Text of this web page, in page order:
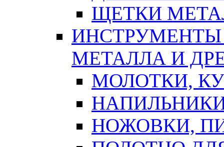
ЩЕТКИ
ИНСТРУМЕНТЫ
МЕТАЛЛА И
МОЛОТКИ,
НОЖОВКИ,